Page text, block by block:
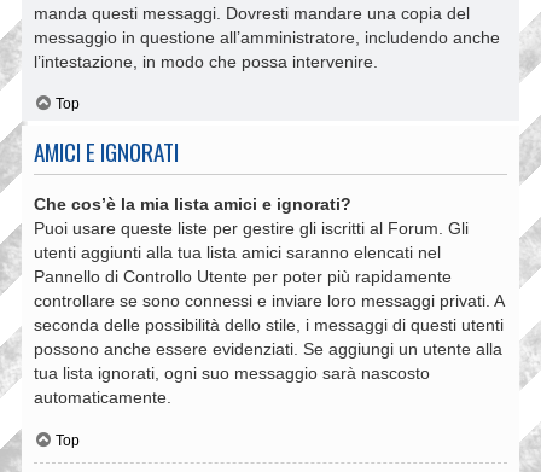
manda questi messaggi. Dovresti mandare una copia del
messaggio in questione all’amministratore, includendo anche
l’intestazione, in modo che possa intervenire.
Top
AMICI E IGNORATI
Che cos’è la mia lista amici e ignorati?
Puoi usare queste liste per gestire gli iscritti al Forum. Gli
utenti aggiunti alla tua lista amici saranno elencati nel
Pannello di Controllo Utente per poter più rapidamente
controllare se sono connessi e inviare loro messaggi privati. A
seconda delle possibilità dello stile, i messaggi di questi utenti
possono anche essere evidenziati. Se aggiungi un utente alla
tua lista ignorati, ogni suo messaggio sarà nascosto
automaticamente.
Top